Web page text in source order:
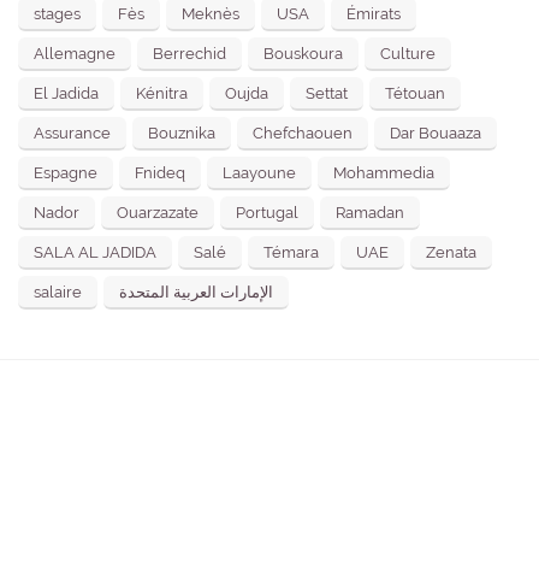
stages Fès Meknès USA Émirats
Allemagne Berrechid Bouskoura Culture
El Jadida Kénitra Oujda Settat Tétouan
Assurance Bouznika Chefchaouen Dar Bouaaza
Espagne Fnideq Laayoune Mohammedia
Nador Ouarzazate Portugal Ramadan
SALA AL JADIDA Salé Témara UAE Zenata
salaire الإمارات العربية المتحدة